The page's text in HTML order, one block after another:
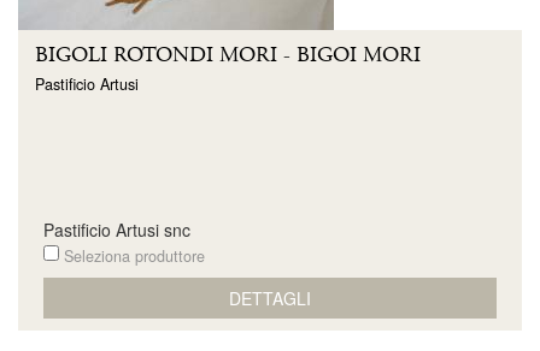
BIGOLI ROTONDI MORI - BIGOI MORI
Pastificio Artusi
Pastificio Artusi snc
Seleziona produttore
DETTAGLI